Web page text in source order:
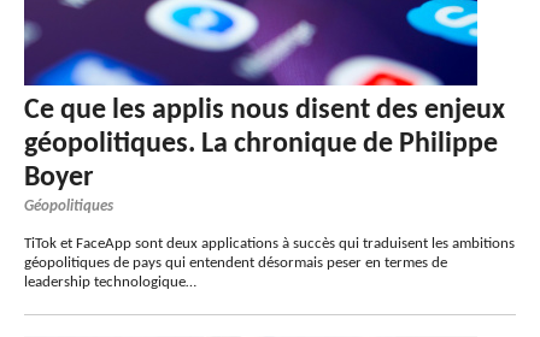
Ce que les applis nous disent des enjeux
géopolitiques. La chronique de Philippe
Boyer
Géopolitiques
TiTok et FaceApp sont deux applications à succès qui traduisent les ambitions
géopolitiques de pays qui entendent désormais peser en termes de
leadership technologique…